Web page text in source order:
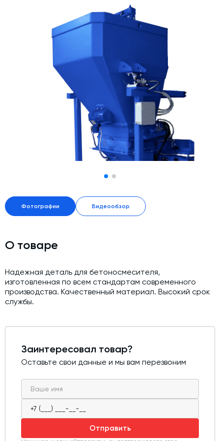
Дозаторы для бетонных заводов
Затворы для силосов и дозаторов
Промышленные фильтры и комплектующие
Авто и Ж/Д весы
Оборудование для производства ЖБИ
Пневмооборудование
Телескопические загрузчики
Промышленные вибраторы
Экспертные услуги
Зимний комплект. Изготовление и монтаж
Срочная техпомощь. Онлайн-обследование и ремонт
завода
Доставка, шеф-монтаж и пуско-наладка и обучение
Экспертиза промышленной безопасности
Технический аудит бетонных заводов и производств
Проектирование технологических линий,промышленных
зданий и сооружений
Фотографии Видеообзор
О товаре
Надежная деталь для бетоносмесителя,
изготовленная по всем стандартам современного
производства. Качественный материал. Высокий срок
службы.
Заинтересовал товар?
Оставьте свои данные и мы вам перезвоним
Отправить